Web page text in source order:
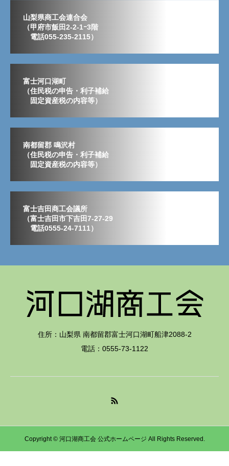
山梨県商工会連合会
（甲府市飯田2-2-1ｰ3階
電話055-235-2115）
富士河口湖町
（住民税の申告・利子補給
固定資産税の内容等）
南都留郡 鳴沢村
（住民税の申告・利子補給
固定資産税の内容等）
富士吉田商工会議所
（富士吉田市下吉田7-27-29
電話0555-24-7111）
住所：山梨県 南都留郡富士河口湖町船津2088-2
電話：0555-73-1122
Copyright © 河口湖商工会 公式ホームページ All Rights Reserved.